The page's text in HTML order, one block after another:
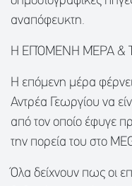
αναπόφευκτη.
Η ΕΠΌΜΕΝΗ ΜΈΡΑ &
Η επόμενη μέρα
Αντρέα Γεωργίου να
από τον οποίο έφυγε
την πορεία του στο
Όλα δείχνουν πως οι